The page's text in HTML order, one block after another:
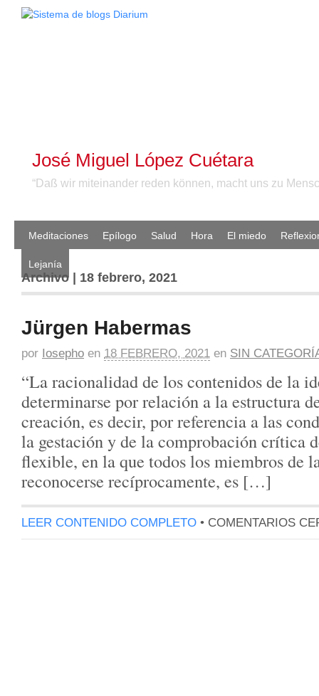
José Miguel López Cuétara
“Daß wir miteinander reden können, macht uns zu
Meditaciones Epílogo Salud Hora El miedo
Lejanía
Archivo | 18 febrero, 2021
Jürgen Habermas
por Iosepho en 18 FEBRERO, 2021 en SIN
“La racionalidad de los contenidos de la
determinarse por relación a la estructura
creación, es decir, por referencia a las
la gestación y de la comprobación crítica
flexible, en la que todos los miembros de
reconocerse recíprocamente, es […]
LEER CONTENIDO COMPLETO • COMENTARIOS